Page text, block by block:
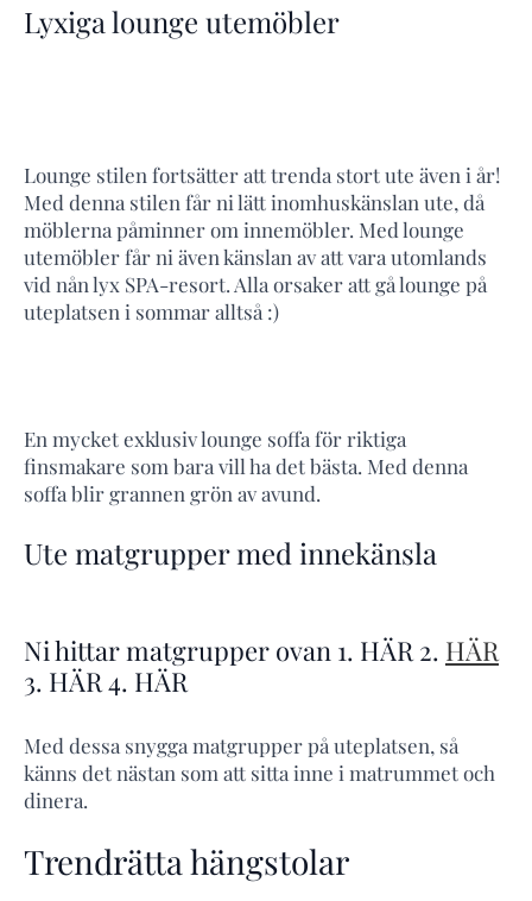
Lyxiga lounge utemöbler
Lounge stilen fortsätter att trenda stort ute även i år!
Med denna stilen får ni lätt inomhuskänslan ute, då
möblerna påminner om innemöbler. Med lounge
utemöbler får ni även känslan av att vara utomlands
vid nån lyx SPA-resort. Alla orsaker att gå lounge på
uteplatsen i sommar alltså :)
En mycket exklusiv lounge soffa för riktiga
finsmakare som bara vill ha det bästa. Med denna
soffa blir grannen grön av avund.
Ute matgrupper med innekänsla
Ni hittar matgrupper ovan 1. HÄR 2. HÄR
3. HÄR 4. HÄR
Med dessa snygga matgrupper på uteplatsen, så
känns det nästan som att sitta inne i matrummet och
dinera.
Trendrätta hängstolar